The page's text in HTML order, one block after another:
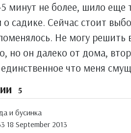
5 минут не более, шило еще
садике. Сейчас стоит
Не могу решить
но он далеко от дома,
что меня
5
и бусинка
18 September 2013